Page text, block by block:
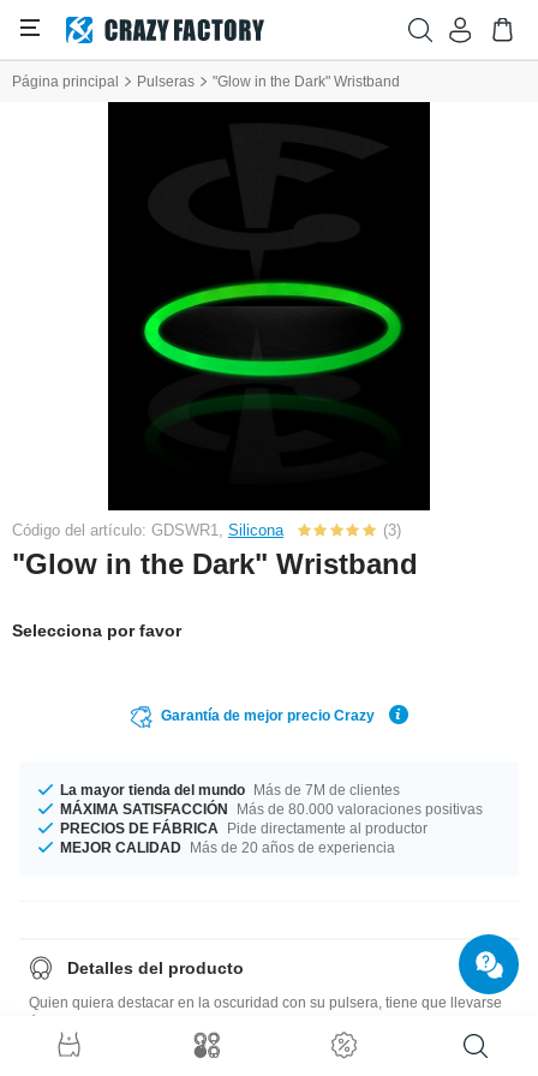
Página principal Pulseras "Glow in the Dark" Wristband
Código del artículo: GDSWR1, Silicona (3)
"Glow in the Dark" Wristband
Selecciona por favor
Garantía de mejor precio Crazy
La mayor tienda del mundo Más de 7M de clientes
MÁXIMA SATISFACCIÓN
Más de 80.000 valoraciones positivas
PRECIOS DE FÁBRICA
Pide directamente al productor
MEJOR CALIDAD Más de 20 años de experiencia
Detalles del producto
Quien quiera destacar en la oscuridad con su pulsera, tiene que llevarse
ésta de silicona. Empieza a brillar tan pronto se apaga la luz. Si te poner
varias pulseras de diferentes colores, el efecto es sorprendente.